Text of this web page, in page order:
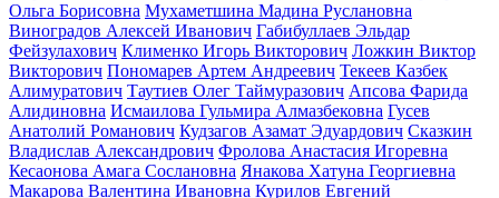
Ольга Борисовна Мухаметшина Мадина Руслановна
Виноградов Алексей Иванович Габибуллаев Эльдар
Фейзулахович Клименко Игорь Викторович Ложкин Виктор
Викторович Пономарев Артем Андреевич Текеев Казбек
Алимуратович Таутиев Олег Таймуразович Апсова Фарида
Алидиновна Исмаилова Гульмира Алмазбековна Гусев
Анатолий Романович Кудзагов Азамат Эдуардович Сказкин
Владислав Александрович Фролова Анастасия Игоревна
Кесаонова Амага Сослановна Янакова Хатуна Георгиевна
Макарова Валентина Ивановна Курилов Евгений